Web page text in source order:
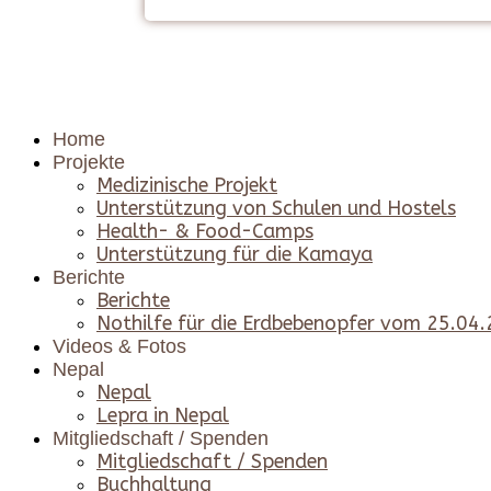
Home
Projekte
Medizinische Projekt
Unterstützung von Schulen und Hostels
Health- & Food-Camps
Unterstützung für die Kamaya
Berichte
Berichte
Nothilfe für die Erdbebenopfer vom
Videos & Fotos
Nepal
Nepal
Lepra in Nepal
Mitgliedschaft / Spenden
Mitgliedschaft / Spenden
Buchhaltung